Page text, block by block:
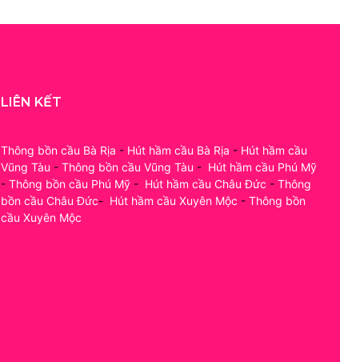
LIÊN KẾT
Thông bồn cầu Bà Rịa - Hút hầm cầu Bà Rịa - Hút hầm cầu
Vũng Tàu - Thông bồn cầu Vũng Tàu - Hút hầm cầu Phú Mỹ
- Thông bồn cầu Phú Mỹ - Hút hầm cầu Châu Đức - Thông
bồn cầu Châu Đức- Hút hầm cầu Xuyên Mộc - Thông bồn
cầu Xuyên Mộc